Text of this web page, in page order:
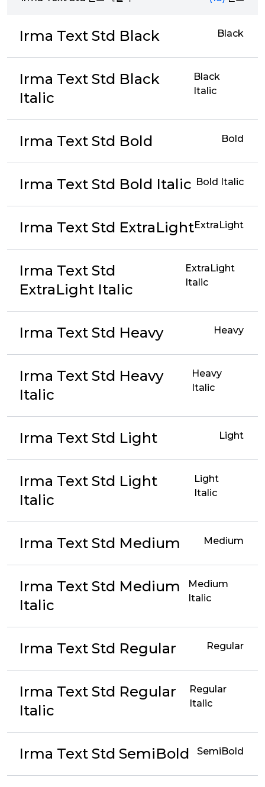
Irma Text Std Black Black
Irma Text Std Black
Italic
Black
Italic
Irma Text Std Bold Bold
Irma Text Std Bold Italic Bold Italic
Irma Text Std ExtraLightExtraLight
Irma Text Std
ExtraLight Italic
ExtraLight
Italic
Irma Text Std Heavy Heavy
Irma Text Std Heavy
Italic
Heavy
Italic
Irma Text Std Light Light
Irma Text Std Light
Italic
Light
Italic
Irma Text Std Medium Medium
Irma Text Std Medium
Italic
Medium
Italic
Irma Text Std Regular Regular
Irma Text Std Regular
Italic
Regular
Italic
Irma Text Std SemiBold SemiBold